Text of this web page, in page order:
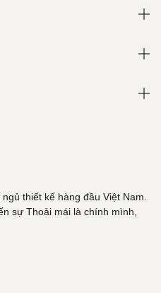
thiết kế hàng đầu Việt Nam.
sự Thoải mái là chính mình,